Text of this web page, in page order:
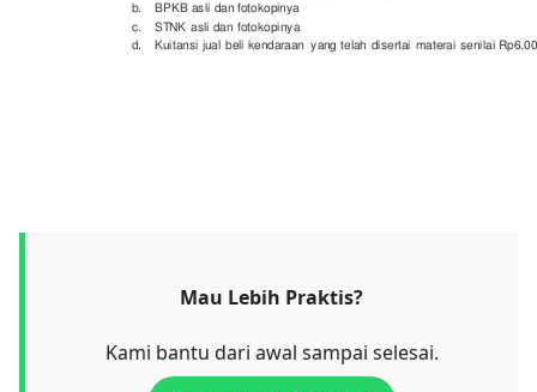
Mau Lebih Praktis?
Kami bantu dari awal sampai selesai.